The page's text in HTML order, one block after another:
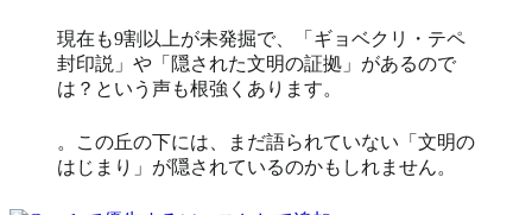
現在も9割以上が未発掘で、「ギョベクリ・テペ
封印説」や「隠された文明の証拠」があるので
は？という声も根強くあります。
。この丘の下には、まだ語られていない「文明の
はじまり」が隠されているのかもしれません。